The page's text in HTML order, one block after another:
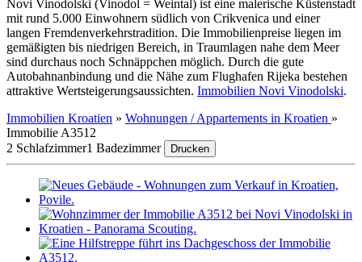
Novi Vinodolski (Vinodol = Weintal) ist eine malerische Küstenstadt
mit rund 5.000 Einwohnern südlich von Crikvenica und einer
langen Fremdenverkehrstradition. Die Immobilienpreise liegen im
gemäßigten bis niedrigen Bereich, in Traumlagen nahe dem Meer
sind durchaus noch Schnäppchen möglich. Durch die gute
Autobahnanbindung und die Nähe zum Flughafen Rijeka bestehen
attraktive Wertsteigerungsaussichten. Immobilien Novi Vinodolski.
Immobilien Kroatien » Wohnungen / Appartements in Kroatien »
Immobilie A3512
2 Schlafzimmer1 Badezimmer Drucken